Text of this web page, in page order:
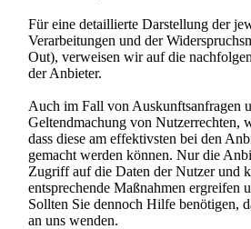
Für eine detaillierte Darstellung der
Verarbeitungen und der
Out), verweisen wir auf die
der Anbieter.
Auch im Fall von Auskunftsanfragen
Geltendmachung von Nutzerrechten,
dass diese am effektivsten bei den
gemacht werden können. Nur die
Zugriff auf die Daten der Nutzer und
entsprechende Maßnahmen ergreifen
Sollten Sie dennoch Hilfe benötigen,
an uns wenden.